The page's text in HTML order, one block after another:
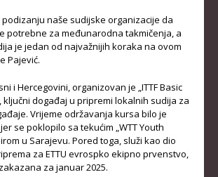
BILTENI TAKMIČENJA
PRAVILNICI
OPŠTI DOKUMENTI
IZVJEŠTAJI I ZAPISNICI
KLUBOVI
podizanju naše sudijske organizacije da
potrebne za međunarodna takmičenja, a
je jedan od najvažnijih koraka na ovom
Pajević.
i Hercegovini, organizovan je „ITTF Basic
ključni događaj u pripremi lokalnih sudija za
Vrijeme održavanja kursa bilo je
se poklopilo sa tekućim „WTT Youth
u Sarajevu. Pored toga, služi kao dio
za ETTU evrospko ekipno prvenstvo,
za januar 2025.